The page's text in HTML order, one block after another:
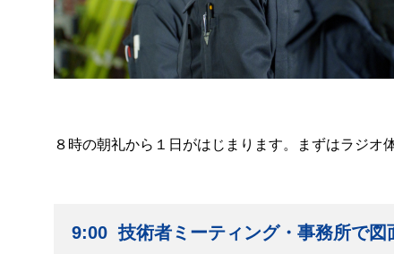
８時の朝礼から１日がはじまります。まずはラジオ
9:00 技術者ミーティング・事務所で図